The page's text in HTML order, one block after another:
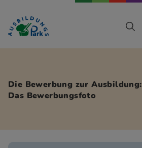
Zur Navigation springen
Zu den Hauptinhalten springen
Die Bewerbung zur Ausbildung:
Das Bewerbungsfoto